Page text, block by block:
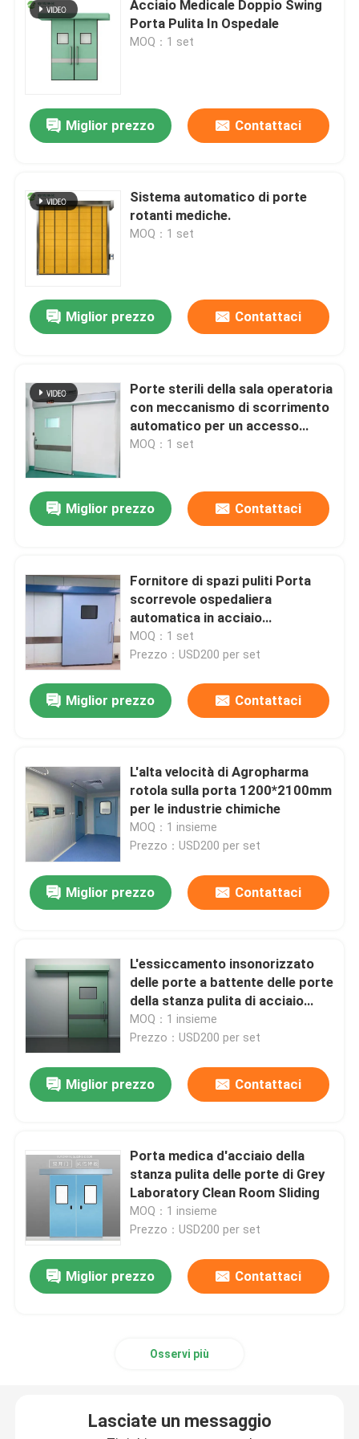
Lasciate un messaggio
Ti richiameremo presto!
Invia
Pannelli a sandwich della parete
Scatola di passaggio di acciaio inossidabile
Gruppo filtro ventola
Lavandino medico di acciaio inossidabile
Acciaio Medicale Doppio Swing
Porta Pulita In Ospedale
MOQ：1 set
Miglior prezzo Contattaci
Sistema automatico di porte
rotanti mediche.
MOQ：1 set
Miglior prezzo Contattaci
Porte sterili della sala operatoria
con meccanismo di scorrimento
automatico per un accesso
senza soluzione di continuità
MOQ：1 set
Miglior prezzo Contattaci
Fornitore di spazi puliti Porta
scorrevole ospedaliera
automatica in acciaio
inossidabile
MOQ：1 set
Prezzo：USD200 per set
Miglior prezzo Contattaci
L'alta velocità di Agropharma
rotola sulla porta 1200*2100mm
per le industrie chimiche
MOQ：1 insieme
Prezzo：USD200 per set
Miglior prezzo Contattaci
L'essiccamento insonorizzato
delle porte a battente delle porte
della stanza pulita di acciaio
inossidabile vernicia l'iso
MOQ：1 insieme
Prezzo：USD200 per set
Miglior prezzo Contattaci
Porta medica d'acciaio della
stanza pulita delle porte di Grey
Laboratory Clean Room Sliding
MOQ：1 insieme
Prezzo：USD200 per set
Miglior prezzo Contattaci
Osservi più
Lasciate un messaggio